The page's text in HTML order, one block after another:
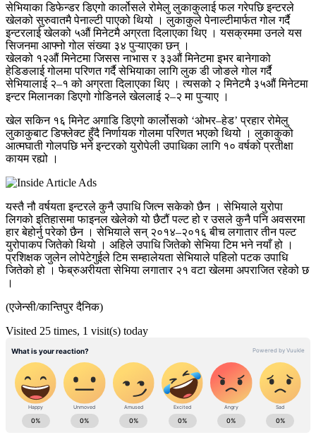
सेभियाका डिफेन्डर डिएगो कार्लोसले रोमेलु लुकाकुलाई फल गरेपछि इन्टरले
खेलको सुरुवातमै पेनाल्टी पाएको थियो । लुकाकुले पेनाल्टीमार्फत गोल गर्दै
इन्टरलाई खेलको ५औं मिनेटमै अग्रता दिलाएका थिए । यसक्रममा उनले यस
सिजनमा आफ्नो गोल संख्या ३४ पुऱ्याएका छन् ।
खेलको १२औं मिनेटमा जिसस नाभास र ३३औं मिनेटमा इभर बानेगाको
हेडिङलाई गोलमा परिणत गर्दै सेभियाका लागि लुक डी जोङले गोल गर्दै
सेभियालाई २–१ को अग्रता दिलाएका थिए । त्यसको २ मिनेटमै ३५औं मिनेटमा
इन्टर मिलानका डिएगो गोडिनले खेललाई २–२ मा पुऱ्याए ।
खेल सकिन १६ मिनेट अगाडि डिएगो कार्लोसको ‘ओभर–हेड’ प्रहार रोमेलु
लुकाकुबाट डिफ्लेक्ट हुँदै निर्णायक गोलमा परिणत भएको थियो । लुकाकुको
आत्मघाती गोलपछि भने इन्टरको युरोपेली उपाधिका लागि १० वर्षको प्रतीक्षा
कायम रह्यो ।
यस्तै नौ वर्षयता इन्टरले कुनै उपाधि जित्न सकेको छैन । सेभियाले युरोपा
लिगको इतिहासमा फाइनल खेलेको यो छैटौं पल्ट हो र उसले कुनै पनि अवसरमा
हार बेहोर्नु परेको छैन । सेभियाले सन् २०१४–२०१६ बीच लगातार तीन पल्ट
युरोपाकप जितेको थियो । अहिले उपाधि जितेको सेभिया टिम भने नयाँ हो ।
प्रशिक्षक जुलेन लोपेटेगुईले टिम सम्हालेयता सेभियाले पहिलो पटक उपाधि
जितेको हो । फेब्रुअरीयता सेभिया लगातार २१ वटा खेलमा अपराजित रहेको छ
।
(एजेन्सी/कान्तिपुर दैनिक)
Visited 25 times, 1 visit(s) today